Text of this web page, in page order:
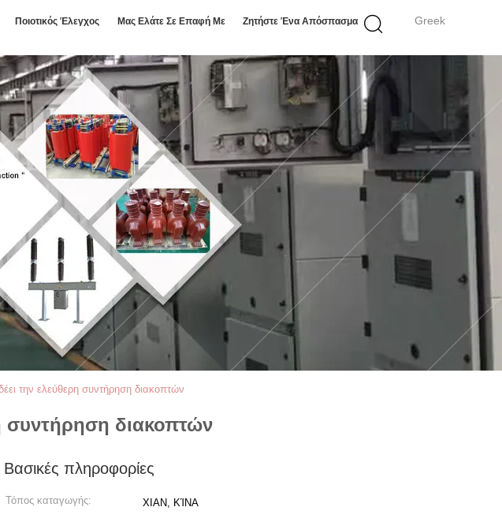
Greek
Ποιοτικός Έλεγχος Μας Ελάτε Σε Επαφή Με Ζητήστε Ένα Απόσπασμα
την ελεύθερη συντήρηση διακοπτών
συντήρηση διακοπτών
Βασικές πληροφορίες
Τόπος καταγωγής: XIAN, ΚΊΝΑ